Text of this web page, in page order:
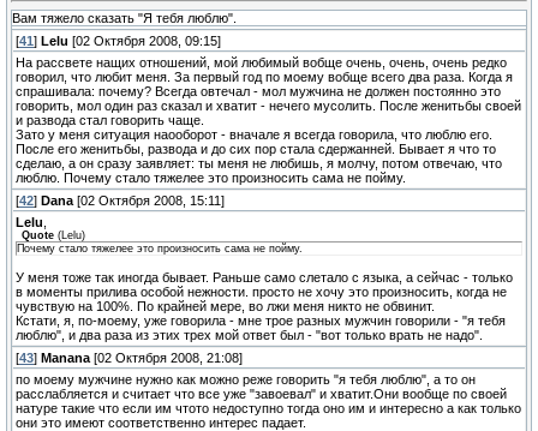
Вам тяжело сказать "Я тебя люблю".
[41] Lelu [02 Октября 2008, 09:15]
На рассвете нащих отношений, мой любимый вобще очень, очень, очень редко
говорил, что любит меня. За первый год по моему вобще всего два раза. Когда я
спрашивала: почему? Всегда овтечал - мол мужчина не должен постоянно это
говорить, мол один раз сказал и хватит - нечего мусолить. После женитьбы своей
и развода стал говорить чаще.
Зато у меня ситуация наооборот - вначале я всегда говорила, что люблю его.
После его женитьбы, развода и до сих пор стала сдержанней. Бывает я что то
сделаю, а он сразу заявляет: ты меня не любишь, я молчу, потом отвечаю, что
люблю. Почему стало тяжелее это произносить сама не пойму.
[42] Dana [02 Октября 2008, 15:11]
Lelu
Quote ( Lelu)
Почему стало тяжелее это произносить сама не пойму.
У меня тоже так иногда бывает. Раньше само слетало с языка, а сейчас - только
в моменты прилива особой нежности. просто не хочу это произносить, когда не
чувствую на 100%. По крайней мере, во лжи меня никто не обвинит.
Кстати, я, по-моему, уже говорила - мне трое разных мужчин говорили - "я тебя
люблю", и два раза из этих трех мой ответ был - "вот только врать не надо".
[43] Manana [02 Октября 2008, 21:08]
по моему мужчине нужно как можно реже говорить "я тебя люблю", а то он
расслабляется и считает что все уже "завоевал" и хватит.Они вообще по своей
натуре такие что если им чтото недоступно тогда оно им и интересно а как только
они это имеют соответственно интерес падает.